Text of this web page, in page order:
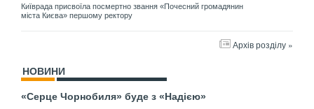
Київрада присвоїла посмертно звання «Почесний громадянин
міста Києва» першому ректору
Архів розділу »
НОВИНИ
«Серце Чорнобиля» буде з «Надією»